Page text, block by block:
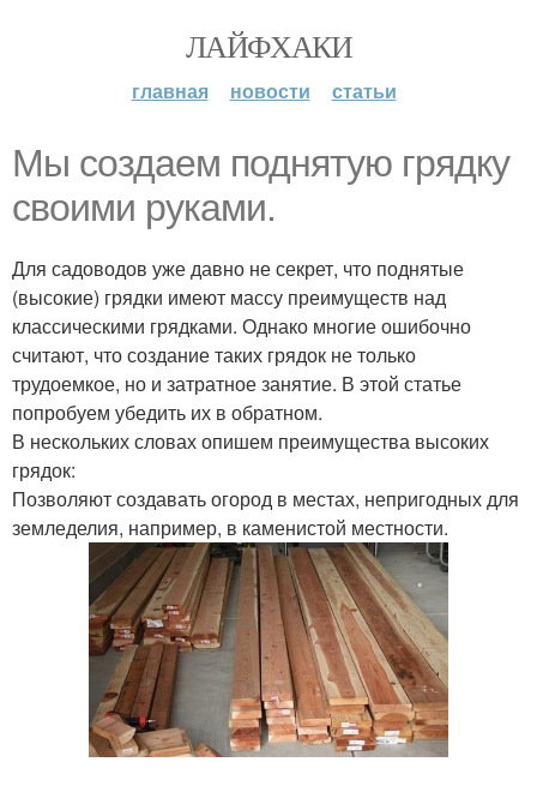
ЛАЙФХАКИ
главная новости статьи
Мы создаем поднятую грядку
своими руками.
Для садоводов уже давно не секрет, что поднятые
(высокие) грядки имеют массу преимуществ над
классическими грядками. Однако многие ошибочно
считают, что создание таких грядок не только
трудоемкое, но и затратное занятие. В этой статье
попробуем убедить их в обратном.
В нескольких словах опишем преимущества высоких
грядок:
Позволяют создавать огород в местах, непригодных для
земледелия, например, в каменистой местности.